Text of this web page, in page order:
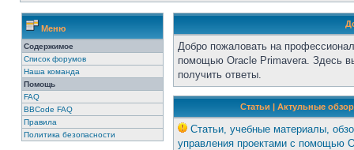
Меню
Содержимое
Список форумов
Наша команда
Помощь
FAQ
BBCode FAQ
Правила
Политика безопасности
Добро пожаловать на
помощью Oracle Primavera. Здесь
получить ответы.
Статьи | Актульные
Статьи, учебные материалы,
управления проектами с помощью